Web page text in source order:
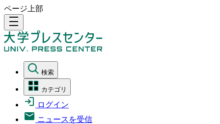
ページ上部
density_medium
検索
カテゴリ
ログイン
ニュースを受信